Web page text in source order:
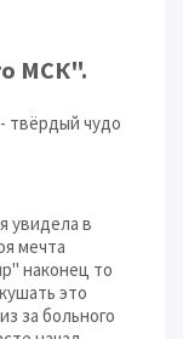
МСК".
твёрдый чудо
увидела в
мечта
наконец то
это
за больного